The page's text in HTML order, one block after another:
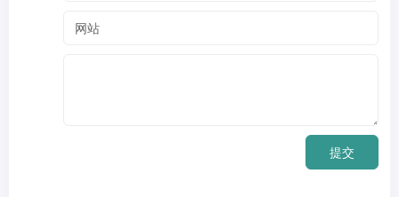
提交